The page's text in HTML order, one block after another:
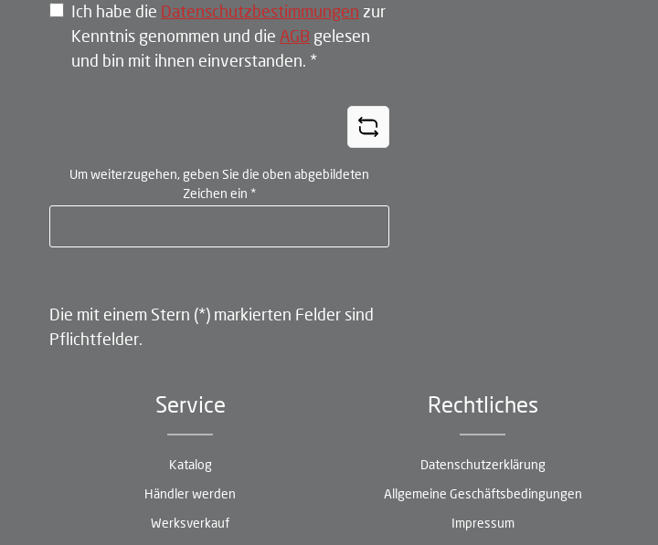
Ich habe die Datenschutzbestimmungen zur
Kenntnis genommen und die AGB gelesen
und bin mit ihnen einverstanden. *
Um weiterzugehen, geben Sie die oben abgebildeten
Zeichen ein *
Die mit einem Stern (*) markierten Felder sind
Pflichtfelder.
Service
Katalog
Händler werden
Werksverkauf
Rechtliches
Datenschutzerklärung
Allgemeine Geschäftsbedingungen
Impressum